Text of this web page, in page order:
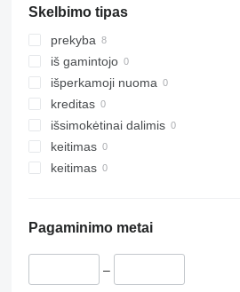
Skelbimo tipas
prekyba
iš gamintojo
išperkamoji nuoma
kreditas
išsimokėtinai dalimis
keitimas
keitimas
Pagaminimo metai
–